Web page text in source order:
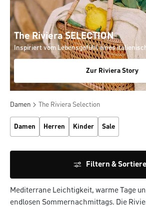
The Riviera SELECTION
Inspiriert vom Lebensgefühl eines
Zur Riviera Story
Damen The Riviera Selection
Damen Herren Kinder Sale
Filtern &
Mediterrane Leichtigkeit, warme Tage
endlosen Sommernachmittags. Die